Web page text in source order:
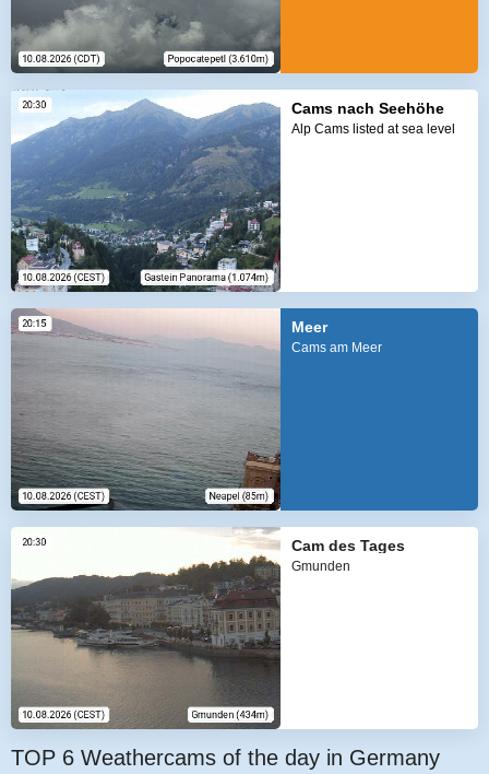
Cams nach Seehöhe
Alp Cams listed at sea level
Meer
Cams am Meer
Cam des Tages
Gmunden
TOP 6 Weathercams of the day in Germany